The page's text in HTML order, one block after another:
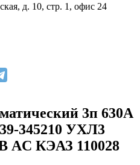
д. 10, стр. 1, офис 24
3п 630А
345210 УХЛ3
AC КЭАЗ 110028